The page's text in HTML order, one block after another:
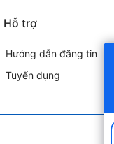
Hỗ trợ
Hướng dẫn đăng tin
Tuyển dụng